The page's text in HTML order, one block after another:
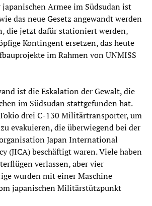
Armee im Südsudan ist
das neue Gesetz angewandt werden
die jetzt dafür stationiert werden,
Kontingent ersetzen, das heute
im Rahmen von UNMISS
ist die Eskalation der Gewalt, die
im Südsudan stattgefunden hat.
drei C-130 Militärtransporter, um
evakuieren, die überwiegend bei der
Japan International
(JICA) beschäftigt waren. Viele haben
verlassen, aber vier
wurden mit einer Maschine
japanischen Militärstützpunkt